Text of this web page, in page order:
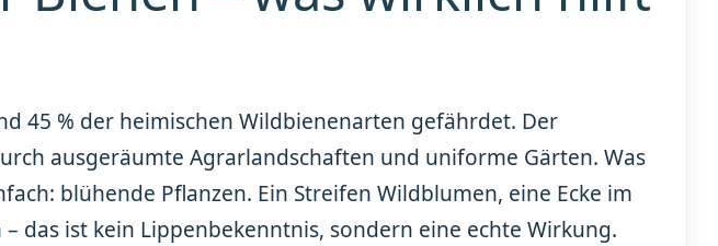
45 % der heimischen Wildbienenarten gefährdet. Der
ausgeräumte Agrarlandschaften und uniforme Gärten. Was
blühende Pflanzen. Ein Streifen Wildblumen, eine Ecke im
das ist kein Lippenbekenntnis, sondern eine echte Wirkung.